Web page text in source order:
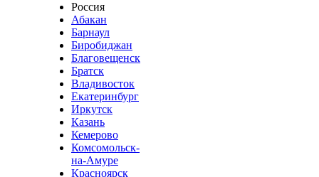
Россия
Абакан
Барнаул
Биробиджан
Благовещенск
Братск
Владивосток
Екатеринбург
Иркутск
Казань
Кемерово
Комсомольск-
на-Амуре
Красноярск